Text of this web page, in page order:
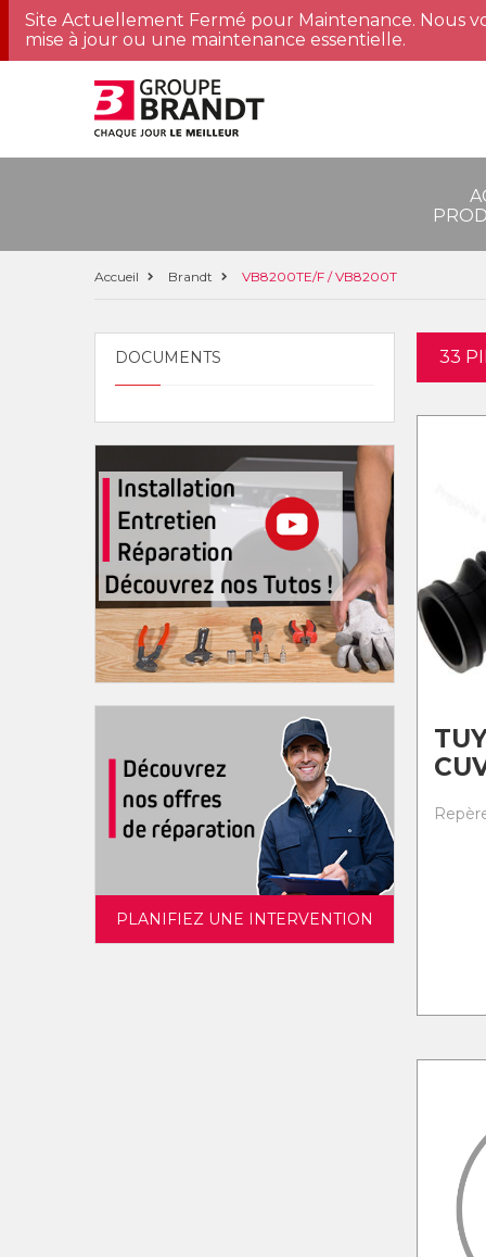
Site Actuellement Fermé pour Maintenance. Nous
mise à jour ou une maintenance essentielle.
Accueil Brandt VB8200TE/F / VB8200T
DOCUMENTS
PLANIFIEZ UNE INTERVENTION
33